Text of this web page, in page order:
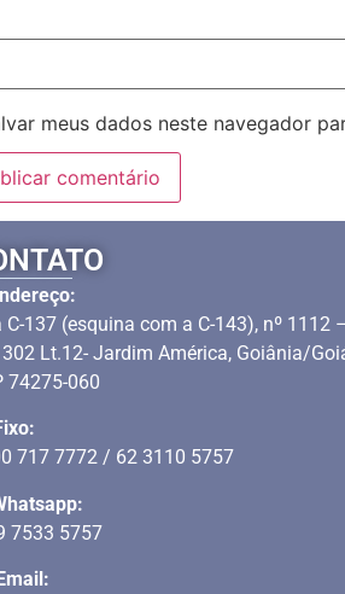
meus dados neste navegador
C-137 (esquina com a C-143), nº 1112 –
302 Lt.12- Jardim América, Goiânia/
74275-060
717 7772 / 62 3110 5757
7533 5757